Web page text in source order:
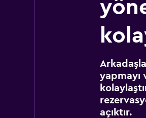
yapmayı
açıktır.